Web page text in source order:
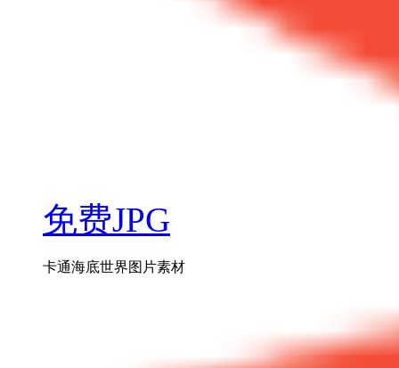
免费JPG
卡通海底世界图片素材